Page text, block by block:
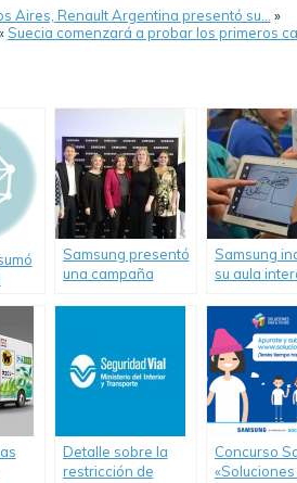
Aires, Renault Argentina presentó su…
»
Suecia comenzará a probar los primeros
Samsung presentó
una campaña
Educación de la
Nación
Samsung
su aula
Sarsfield
Detalle sobre la
restricción de
Concurso